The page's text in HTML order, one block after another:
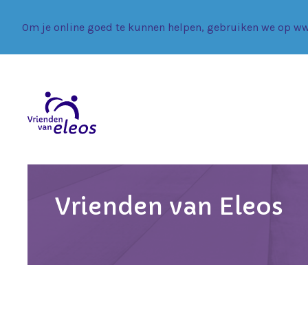
Om je online goed te kunnen helpen, gebruiken we op
Vrienden van Eleos